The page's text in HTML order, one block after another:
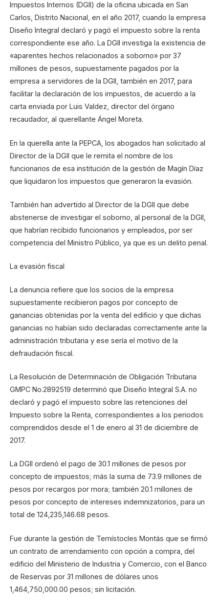
Impuestos Internos (DGII) de la oficina ubicada en San
Carlos, Distrito Nacional, en el año 2017, cuando la empresa
Diseño Integral declaró y pagó el impuesto sobre la renta
correspondiente ese año. La DGII investiga la existencia de
«aparentes hechos relacionados a soborno» por 37
millones de pesos, supuestamente pagados por la
empresa a servidores de la DGII, también en 2017, para
facilitar la declaración de los impuestos, de acuerdo a la
carta enviada por Luis Valdez, director del órgano
recaudador, al querellante Ángel Moreta.
En la querella ante la PEPCA, los abogados han solicitado al
Director de la DGII que le remita el nombre de los
funcionarios de esa institución de la gestión de Magín Díaz
que liquidaron los impuestos que generaron la evasión.
También han advertido al Director de la DGII que debe
abstenerse de investigar el soborno, al personal de la DGII,
que habrían recibido funcionarios y empleados, por ser
competencia del Ministro Público, ya que es un delito penal.
La evasión fiscal
La denuncia refiere que los socios de la empresa
supuestamente recibieron pagos por concepto de
ganancias obtenidas por la venta del edificio y que dichas
ganancias no habían sido declaradas correctamente ante la
administración tributaria y ese sería el motivo de la
defraudación fiscal.
La Resolución de Determinación de Obligación Tributaria
GMPC No.2892519 determinó que Diseño Integral S.A. no
declaró y pagó el impuesto sobre las retenciones del
Impuesto sobre la Renta, correspondientes a los periodos
comprendidos desde el 1 de enero al 31 de diciembre de
2017.
La DGII ordenó el pago de 30.1 millones de pesos por
concepto de impuestos; más la suma de 73.9 millones de
pesos por recargos por mora; también 20.1 millones de
pesos por concepto de intereses indemnizatorios, para un
total de 124,235,146.68 pesos.
Fue durante la gestión de Temístocles Montás que se firmó
un contrato de arrendamiento con opción a compra, del
edificio del Ministerio de Industria y Comercio, con el Banco
de Reservas por 31 millones de dólares unos
1,464,750,000.00 pesos; sin licitación.